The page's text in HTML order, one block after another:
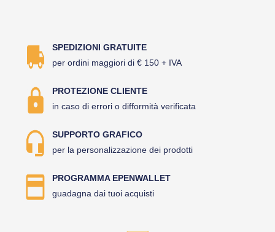
SPEDIZIONI GRATUITE
per ordini maggiori di € 150 + IVA
PROTEZIONE CLIENTE
in caso di errori o difformità verificata
SUPPORTO GRAFICO
per la personalizzazione dei prodotti
PROGRAMMA EPENWALLET
guadagna dai tuoi acquisti